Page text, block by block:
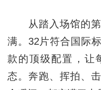
从踏入场馆的第
满。32片符合国际
款的顶级配置，让
态。奔跑、挥拍、